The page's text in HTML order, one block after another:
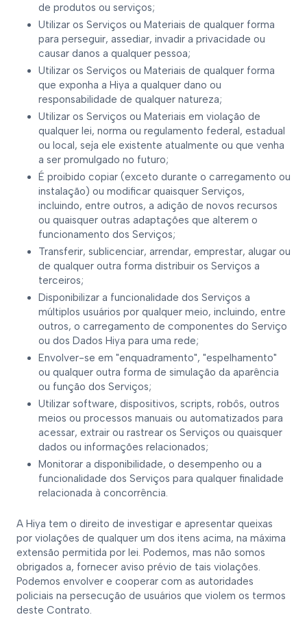
de produtos ou serviços;
Utilizar os Serviços ou Materiais de qualquer forma
para perseguir, assediar, invadir a privacidade ou
causar danos a qualquer pessoa;
Utilizar os Serviços ou Materiais de qualquer forma
que exponha a Hiya a qualquer dano ou
responsabilidade de qualquer natureza;
Utilizar os Serviços ou Materiais em violação de
qualquer lei, norma ou regulamento federal, estadual
ou local, seja ele existente atualmente ou que venha
a ser promulgado no futuro;
É proibido copiar (exceto durante o carregamento ou
instalação) ou modificar quaisquer Serviços,
incluindo, entre outros, a adição de novos recursos
ou quaisquer outras adaptações que alterem o
funcionamento dos Serviços;
Transferir, sublicenciar, arrendar, emprestar, alugar ou
de qualquer outra forma distribuir os Serviços a
terceiros;
Disponibilizar a funcionalidade dos Serviços a
múltiplos usuários por qualquer meio, incluindo, entre
outros, o carregamento de componentes do Serviço
ou dos Dados Hiya para uma rede;
Envolver-se em "enquadramento", "espelhamento"
ou qualquer outra forma de simulação da aparência
ou função dos Serviços;
Utilizar software, dispositivos, scripts, robôs, outros
meios ou processos manuais ou automatizados para
acessar, extrair ou rastrear os Serviços ou quaisquer
dados ou informações relacionados;
Monitorar a disponibilidade, o desempenho ou a
funcionalidade dos Serviços para qualquer finalidade
relacionada à concorrência.
A Hiya tem o direito de investigar e apresentar queixas
por violações de qualquer um dos itens acima, na máxima
extensão permitida por lei. Podemos, mas não somos
obrigados a, fornecer aviso prévio de tais violações.
Podemos envolver e cooperar com as autoridades
policiais na persecução de usuários que violem os termos
deste Contrato.